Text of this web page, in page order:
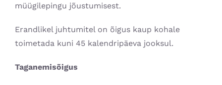
müügilepingu jõustumisest.
Erandlikel juhtumitel on õigus kaup kohale
toimetada kuni 45 kalendripäeva jooksul.
Taganemisõigus